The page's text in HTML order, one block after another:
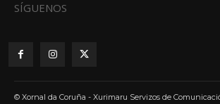
SÍGUENOS
© Xornal da Coruña - Xurimaru Servizos de